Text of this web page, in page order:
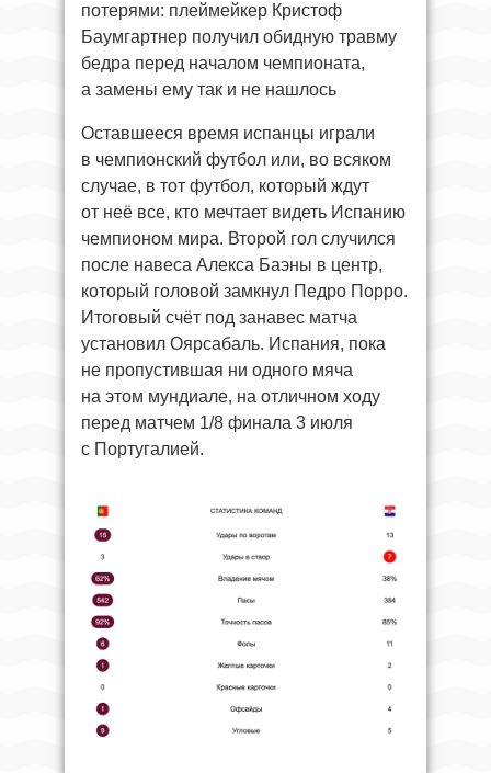
потерями: плеймейкер Кристоф
Баумгартнер получил обидную травму
бедра перед началом чемпионата,
а замены ему так и не нашлось
Оставшееся время испанцы играли
в чемпионский футбол или, во всяком
случае, в тот футбол, который ждут
от неё все, кто мечтает видеть Испанию
чемпионом мира. Второй гол случился
после навеса Алекса Баэны в центр,
который головой замкнул Педро Порро.
Итоговый счёт под занавес матча
установил Оярсабаль. Испания, пока
не пропустившая ни одного мяча
на этом мундиале, на отличном ходу
перед матчем 1/8 финала 3 июля
с Португалией.